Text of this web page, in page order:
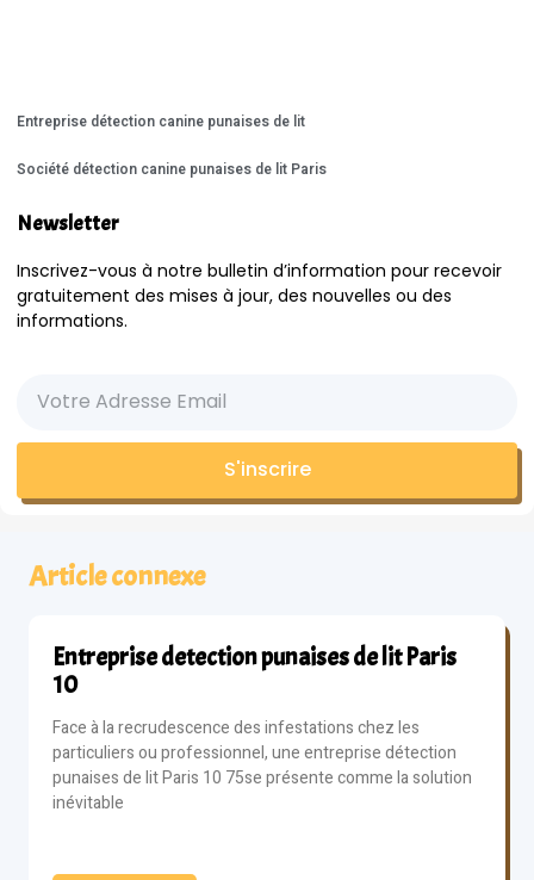
Entreprise détection canine punaises de lit
Société détection canine punaises de lit Paris
Newsletter
Inscrivez-vous à notre bulletin d’information pour recevoir
gratuitement des mises à jour, des nouvelles ou des
informations.
S'inscrire
Article connexe
Entreprise detection punaises de lit Paris
10
Face à la recrudescence des infestations chez les
particuliers ou professionnel, une entreprise détection
punaises de lit Paris 10 75se présente comme la solution
inévitable